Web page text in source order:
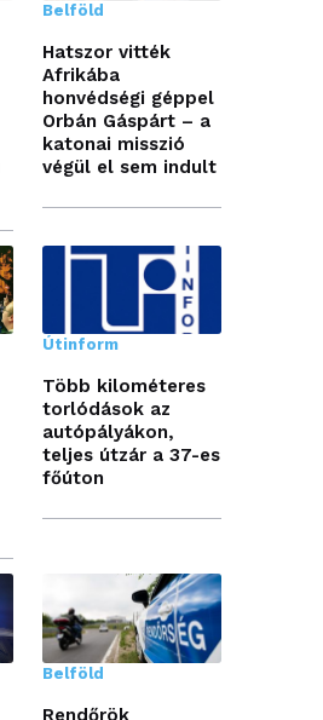
Belföld
Hatszor vitték
Afrikába
honvédségi géppel
Orbán Gáspárt – a
katonai misszió
végül el sem indult
Útinform
Több kilométeres
torlódások az
autópályákon,
teljes útzár a 37-es
főúton
Belföld
Rendőrök